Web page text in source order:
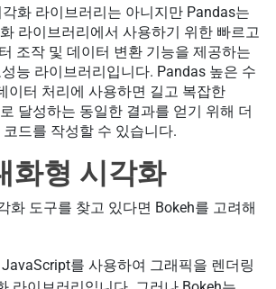
화 라이브러리는 아니지만 Pandas는
라이브러리에서 사용하기 위한 빠르고
조작 및 데이터 변환 기능을 제공하는
능 라이브러리입니다. Pandas 높은 수
이터 처리에 사용하면 길고 복잡한
달성하는 동일한 결과를 얻기 위해 더
드를 작성할 수 있습니다.
화형 시각화
화 도구를 찾고 있다면 Bokeh를 고려해
를 사용하여 그래픽을 렌더링